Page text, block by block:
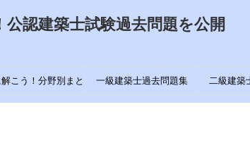
認建築士試験過去問題を公開
こう！分野別まと 一級建築士過去問題集 二級建築